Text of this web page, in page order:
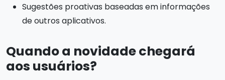
Sugestões proativas baseadas em informações
de outros aplicativos.
Quando a novidade chegará
aos usuários?